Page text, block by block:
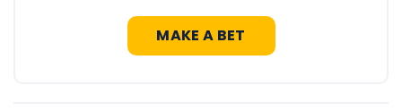
MAKE A BET